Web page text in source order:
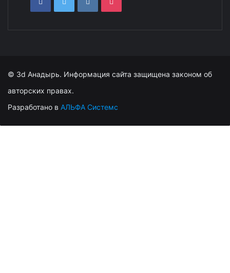
© 3d Анадырь. Информация сайта защищена законом об
авторских правах.
Разработано в АЛЬФА Системс